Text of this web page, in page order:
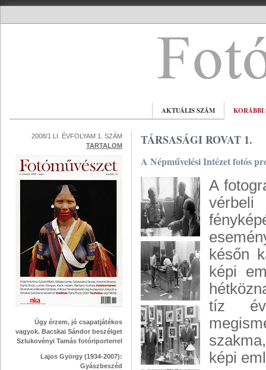
AKTUÁLIS SZÁM KORÁBBI
2008/1 LI. ÉVFOLYAM 1. SZÁM
TARTALOM
Úgy érzem, jó csapatjátékos
vagyok. Bacskai Sándor beszélget
Szlukovényi Tamás fotóriporterrel
Lajos György (1934-2007):
Gyászbeszéd
TÁRSASÁGI ROVAT 1.
A Népművelési Intézet fotós
A
vérbeli
későn
képi
tíz év
képi